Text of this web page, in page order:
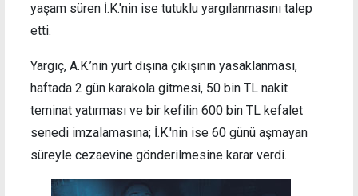
yaşam süren İ.K.'nin ise tutuklu yargılanmasını talep
etti.
Yargıç, A.K.’nin yurt dışına çıkışının yasaklanması,
haftada 2 gün karakola gitmesi, 50 bin TL nakit
teminat yatırması ve bir kefilin 600 bin TL kefalet
senedi imzalamasına; İ.K.'nin ise 60 günü aşmayan
süreyle cezaevine gönderilmesine karar verdi.